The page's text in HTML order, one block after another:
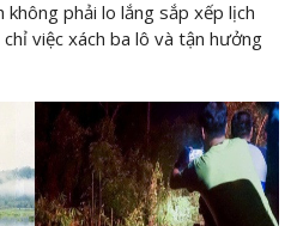
không phải lo lắng sắp xếp lịch
việc xách ba lô và tận hưởng